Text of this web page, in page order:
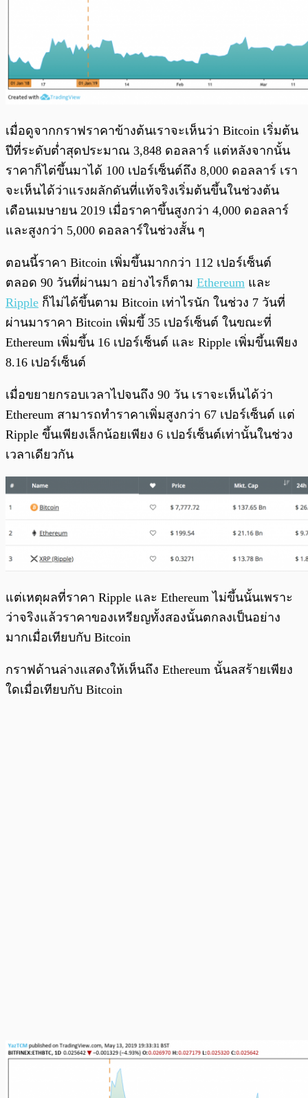
เมื่อดูจากกราฟราคาข้างต้นเราจะเห็นว่า Bitcoin เริ่มต้น
ปีที่ระดับต่ำสุดประมาณ 3,848 ดอลลาร์ แต่หลังจากนั้น
ราคาก็ไต่ขึ้นมาได้ 100 เปอร์เซ็นต์ถึง 8,000 ดอลลาร์ เรา
จะเห็นได้ว่าแรงผลักดันที่แท้จริงเริ่มต้นขึ้นในช่วงต้น
เดือนเมษายน 2019 เมื่อราคาขึ้นสูงกว่า 4,000 ดอลลาร์
และสูงกว่า 5,000 ดอลลาร์ในช่วงสั้น ๆ
ตอนนี้ราคา Bitcoin เพิ่มขึ้นมากกว่า 112 เปอร์เซ็นต์
ตลอด 90 วันที่ผ่านมา อย่างไรก็ตาม Ethereum และ
Ripple ก็ไม่ได้ขึ้นตาม Bitcoin เท่าไรนัก ในช่วง 7 วันที่
ผ่านมาราคา Bitcoin เพิ่มขึ้ 35 เปอร์เซ็นต์ ในขณะที่
Ethereum เพิ่มขึ้น 16 เปอร์เซ็นต์ และ Ripple เพิ่มขึ้นเพียง
8.16 เปอร์เซ็นต์
เมื่อขยายกรอบเวลาไปจนถึง 90 วัน เราจะเห็นได้ว่า
Ethereum สามารถทำราคาเพิ่มสูงกว่า 67 เปอร์เซ็นต์ แต่
Ripple ขึ้นเพียงเล็กน้อยเพียง 6 เปอร์เซ็นต์เท่านั้นในช่วง
เวลาเดียวกัน
แต่เหตุผลที่ราคา Ripple และ Ethereum ไม่ขึ้นนั้นเพราะ
ว่าจริงแล้วราคาของเหรียญทั้งสองนั้นตกลงเป็นอย่าง
มากเมื่อเทียบกับ Bitcoin
กราฟด้านล่างแสดงให้เห็นถึง Ethereum นั้นลสร้ายเพียง
ใดเมื่อเทียบกับ Bitcoin